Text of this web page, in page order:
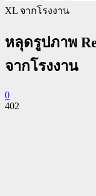
XL จากโรงงาน
หลุดรูปภาพ
จากโรงงาน
0
402